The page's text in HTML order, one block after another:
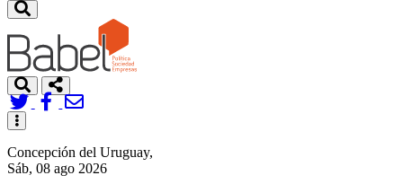
Toggle
navigation
Concepción del Uruguay,
Sáb, 08 ago 2026